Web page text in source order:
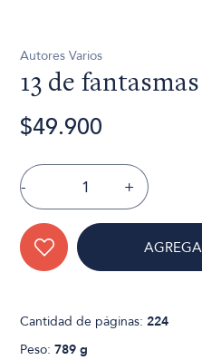
Autores Varios
13 de fantasmas
$49.900
- +
Cantidad de páginas:224
Peso:789 g